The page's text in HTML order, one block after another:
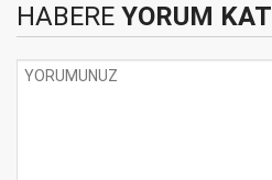
HABERE YORUM KAT